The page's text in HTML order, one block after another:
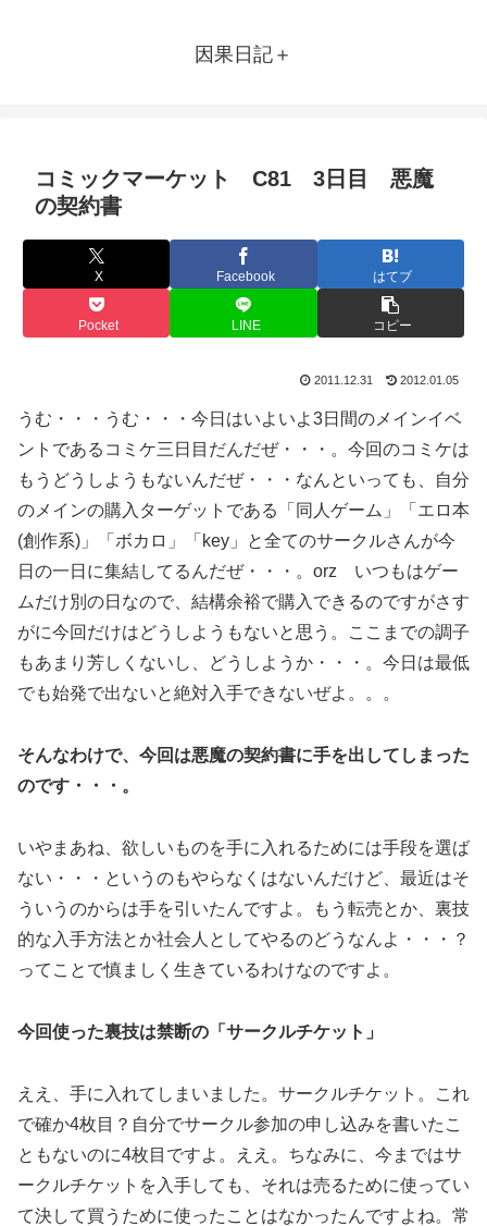
因果日記＋
コミックマーケット C81 3日目 悪魔
の契約書
X Facebook はてブ
Pocket LINE コピー
2011.12.31 2012.01.05
うむ・・・うむ・・・今日はいよいよ3日間のメインイベ
ントであるコミケ三日目だんだぜ・・・。今回のコミケは
もうどうしようもないんだぜ・・・なんといっても、自分
のメインの購入ターゲットである「同人ゲーム」「エロ本
(創作系)」「ボカロ」「key」と全てのサークルさんが今
日の一日に集結してるんだぜ・・・。orz いつもはゲー
ムだけ別の日なので、結構余裕で購入できるのですがさす
がに今回だけはどうしようもないと思う。ここまでの調子
もあまり芳しくないし、どうしようか・・・。今日は最低
でも始発で出ないと絶対入手できないぜよ。。。
そんなわけで、今回は悪魔の契約書に手を出してしまった
のです・・・。
いやまあね、欲しいものを手に入れるためには手段を選ば
ない・・・というのもやらなくはないんだけど、最近はそ
ういうのからは手を引いたんですよ。もう転売とか、裏技
的な入手方法とか社会人としてやるのどうなんよ・・・？
ってことで慎ましく生きているわけなのですよ。
今回使った裏技は禁断の「サークルチケット」
ええ、手に入れてしまいました。サークルチケット。これ
で確か4枚目？自分でサークル参加の申し込みを書いたこ
ともないのに4枚目ですよ。ええ。ちなみに、今まではサ
ークルチケットを入手しても、それは売るために使ってい
て決して買うために使ったことはなかったんですよね。常